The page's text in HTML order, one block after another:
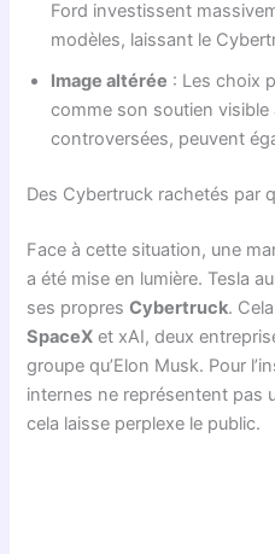
Ford investissent
modèles, laissant le
Image altérée : Les choix
comme son soutien visible
controversées, peuvent
Des Cybertruck rachetés par
Face à cette situation, une
a été mise en lumière. Tesla
ses propresCybertruck.
SpaceX et xAI, deux
groupe qu’Elon Musk. Pour
internes ne représentent pas
cela laisse perplexe le public.